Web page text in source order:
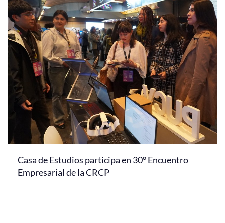
Casa de Estudios participa en 30° Encuentro
Empresarial de la CRCP